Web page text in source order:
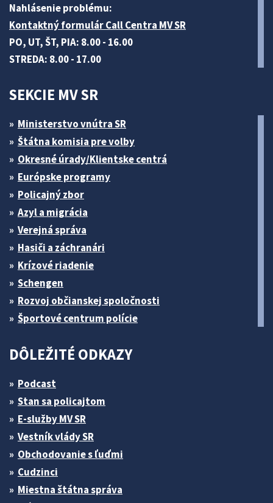
Nahlásenie problému:
Kontaktný formulár Call Centra MV SR
PO, UT, ŠT, PIA: 8.00 - 16.00
STREDA: 8.00 - 17.00
SEKCIE MV SR
Ministerstvo vnútra SR
Štátna komisia pre volby
Okresné úrady/Klientske centrá
Európske programy
Policajný zbor
Azyl a migrácia
Verejná správa
Hasiči a záchranári
Krízové riadenie
Schengen
Rozvoj občianskej spoločnosti
Športové centrum polície
DÔLEŽITÉ ODKAZY
Podcast
Stan sa policajtom
E-služby MV SR
Vestník vlády SR
Obchodovanie s ľuďmi
Cudzinci
Miestna štátna správa